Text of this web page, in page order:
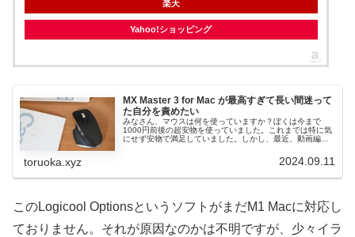
楽天
Yahoo!ショッピング
MX Master 3 for Mac が最高すぎて長い間迷って
た自分を責めたい
みなさん、マウスは何を使っていますか？ぼくは今まで
1000円前後の超安物を使っていました。これまでは特に気
にせず安物で満足していました。しかし、最近、動画編集
toruoka.xyz 2024.09.11
このLogicool OptionsというソフトがまだM1 Macに対応し
ておりません。それが原因なのかは不明ですが、少々イラ